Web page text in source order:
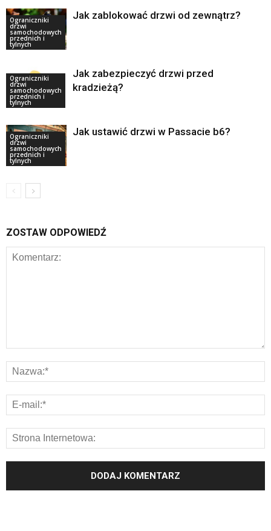
Ograniczniki
drzwi
samochodowych
przednich i
tylnych
Jak zablokować drzwi od zewnątrz?
Ograniczniki
drzwi
samochodowych
przednich i
tylnych
Jak zabezpieczyć drzwi przed
kradzieżą?
Ograniczniki
drzwi
samochodowych
przednich i
tylnych
Jak ustawić drzwi w Passacie b6?
ZOSTAW ODPOWIEDŹ